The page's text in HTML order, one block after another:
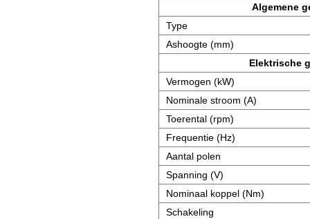
Algemene
Type
Ashoogte (mm)
Elektrische
Vermogen (kW)
Nominale stroom (A)
Toerental (rpm)
Frequentie (Hz)
Aantal polen
Spanning (V)
Nominaal koppel (Nm)
Schakeling